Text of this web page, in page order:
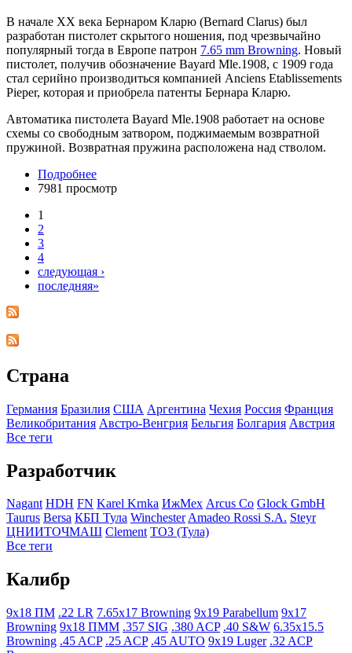
В начале ХХ века Бернаром Кларю (Bernard Clarus) был
разработан пистолет скрытого ношения, под чрезвычайно
популярный тогда в Европе патрон 7.65 mm Browning. Новый
пистолет, получив обозначение Bayard Mle.1908, с 1909 года
стал серийно производиться компанией Anciens Etablissements
Pieper, которая и приобрела патенты Бернара Кларю.
Автоматика пистолета Bayard Mle.1908 работает на основе
схемы со свободным затвором, поджимаемым возвратной
пружиной. Возвратная пружина расположена над стволом.
Подробнее
7981 просмотр
1
2
3
4
следующая ›
последняя»
Страна
Германия Бразилия США Аргентина Чехия Росcия Франция
Великобритания Австро-Венгрия Бельгия Болгария Австрия
Все теги
Разработчик
Nagant HDH FN Karel Krnka ИжМех Arcus Co Glock GmbH
Taurus Bersa КБП Тула WinchesterAmadeo Rossi S.A. Steyr
ЦНИИТОЧМАШ Clement ТОЗ (Тула)
Все теги
Калибр
9x18 ПМ .22 LR 7.65x17 Browning 9x19 Parabellum 9x17
Browning 9x18 ПММ .357 SIG .380 ACP .40 S&W 6.35x15.5
Browning .45 ACP .25 ACP .45 AUTO 9x19 Luger .32 ACP